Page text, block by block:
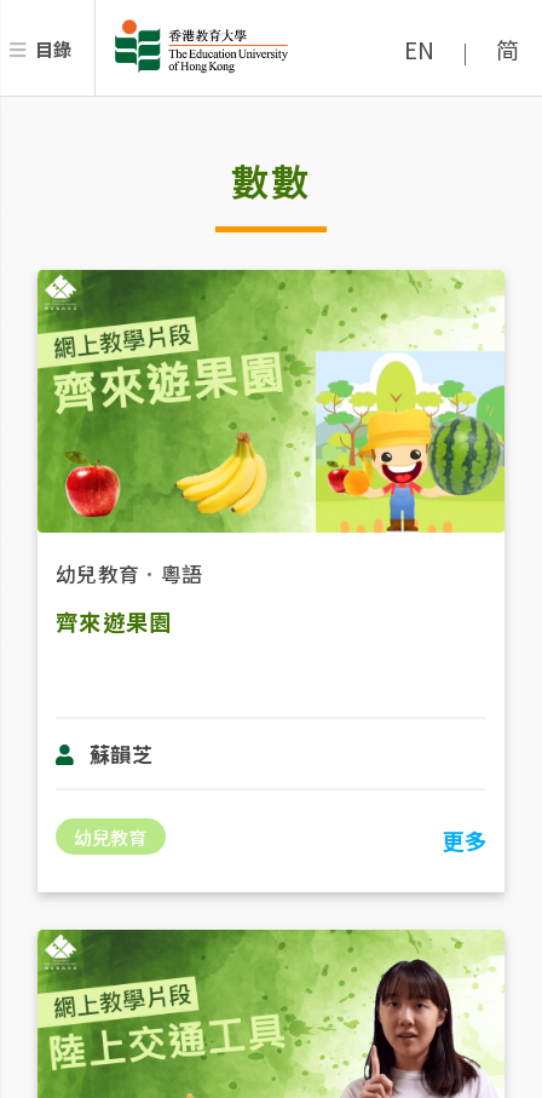
目錄 EN | 简
數數
幼兒教育 ． 粵語
齊來遊果園
蘇韻芝
幼兒教育 更多